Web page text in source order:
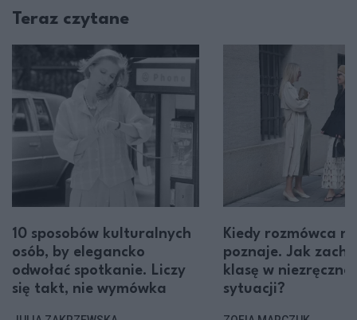
Teraz czytane
10 sposobów kulturalnych
osób, by elegancko
odwołać spotkanie. Liczy
się takt, nie wymówka
Kiedy rozmówca
poznaje. Jak
klasę w niezręcznej
sytuacji?